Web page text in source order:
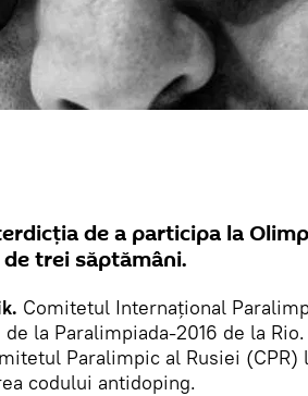
de a participa la
trei săptămâni.
Comitetul Internațional
la Paralimpiada-2016 de la
Paralimpic al Rusiei (CPR)
codului antidoping.